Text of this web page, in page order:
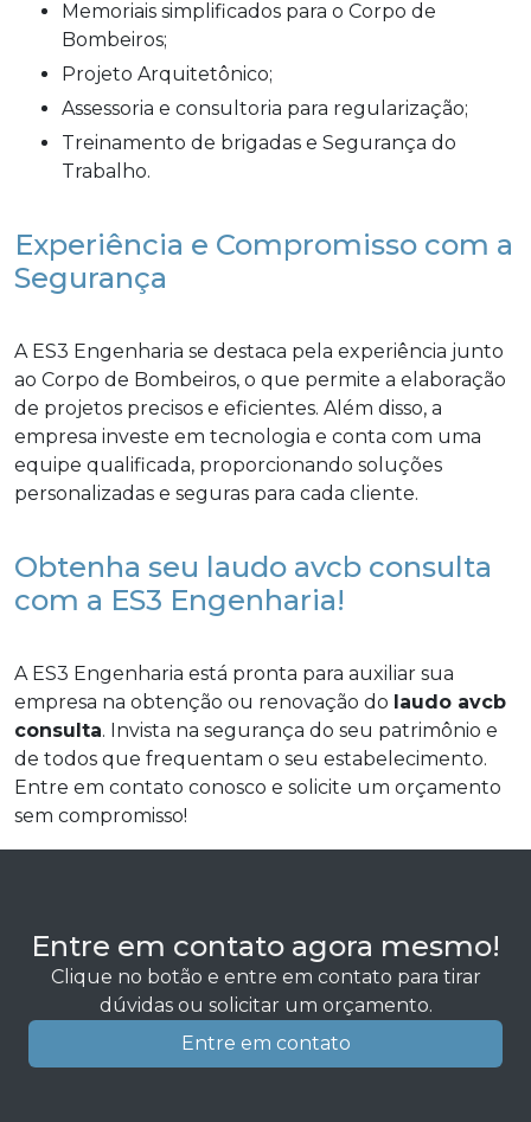
Memoriais simplificados para o Corpo de
Bombeiros;
Projeto Arquitetônico;
Assessoria e consultoria para regularização;
Treinamento de brigadas e Segurança do
Trabalho.
Experiência e Compromisso com a
Segurança
A ES3 Engenharia se destaca pela experiência junto
ao Corpo de Bombeiros, o que permite a elaboração
de projetos precisos e eficientes. Além disso, a
empresa investe em tecnologia e conta com uma
equipe qualificada, proporcionando soluções
personalizadas e seguras para cada cliente.
Obtenha seu laudo avcb consulta
com a ES3 Engenharia!
A ES3 Engenharia está pronta para auxiliar sua
empresa na obtenção ou renovação do laudo avcb
consulta. Invista na segurança do seu patrimônio e
de todos que frequentam o seu estabelecimento.
Entre em contato conosco e solicite um orçamento
sem compromisso!
Entre em contato agora mesmo!
Clique no botão e entre em contato para tirar
dúvidas ou solicitar um orçamento.
Entre em contato